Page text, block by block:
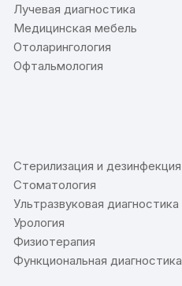
Лучевая диагностика
Медицинская мебель
Отоларингология
Офтальмология
Стерилизация и дезинфекция
Стоматология
Ультразвуковая диагностика
Урология
Физиотерапия
Функциональная диагностика